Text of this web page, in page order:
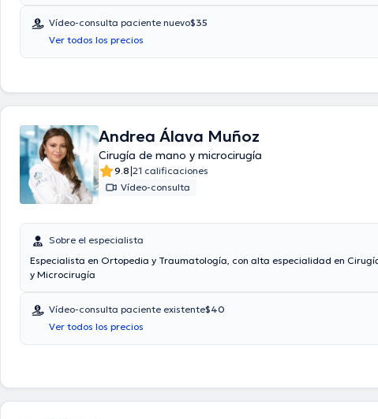
Aseguradoras tales como Consulta privada, Vía reembolso con cualquier
aseguradora son aceptadas. El precio de la consulta con el médico Luis
Vargas es de $40.
Vídeo-consulta paciente nuevo$35
Ver todos los precios
Andrea Álava Muñoz
Cirugía de mano y microcirugía
9.8|21 calificaciones
Vídeo-consulta
Sobre el especialista
Especialista en Ortopedia y Traumatología, con alta especialidad en
y Microcirugía
Vídeo-consulta paciente existente$40
Ver todos los precios